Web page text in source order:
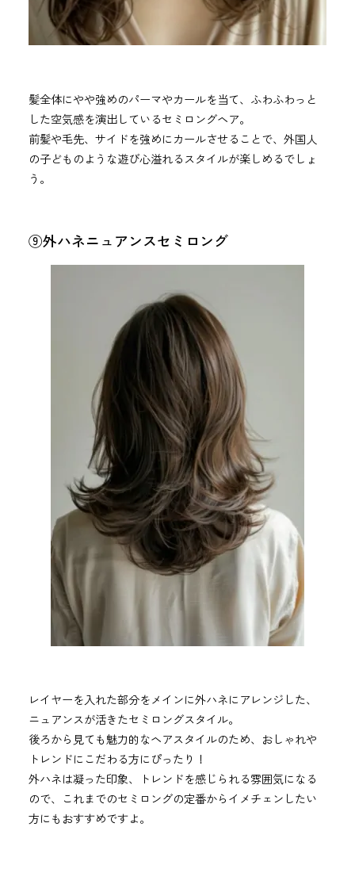
髪全体にやや強めのパーマやカールを当て、ふわふわっと
した空気感を演出しているセミロングヘア。
前髪や毛先、サイドを強めにカールさせることで、外国人
の子どものような遊び心溢れるスタイルが楽しめるでしょ
う。
⑨外ハネニュアンスセミロング
レイヤーを入れた部分をメインに外ハネにアレンジした、
ニュアンスが活きたセミロングスタイル。
後ろから見ても魅力的なヘアスタイルのため、おしゃれや
トレンドにこだわる方にぴったり！
外ハネは凝った印象、トレンドを感じられる雰囲気になる
ので、これまでのセミロングの定番からイメチェンしたい
方にもおすすめですよ。